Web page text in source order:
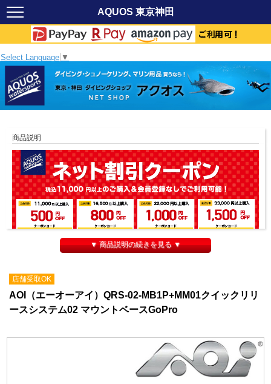
AQUOS 東京神田
Select Language ▼
商品説明
▼ 商品説明の続きを見る ▼
店舗受取OK
AOI（エーオーアイ）QRS-02-MB1P+MM01クイックリリ
ースシステム02 マウントベースGoPro